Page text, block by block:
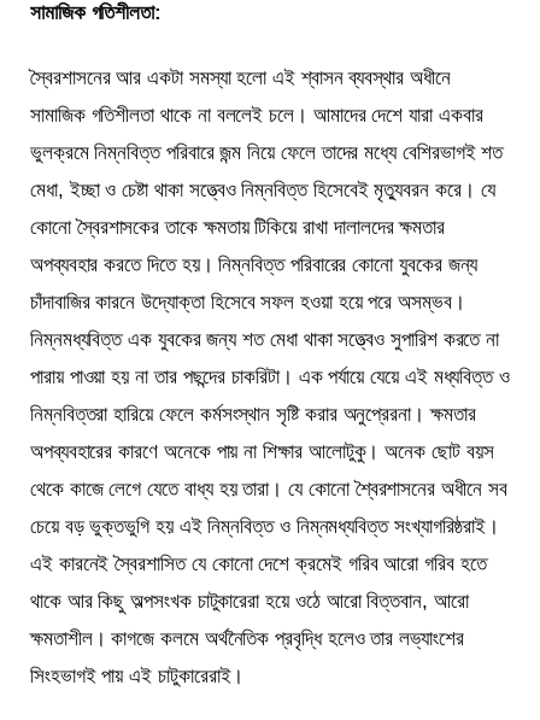
সামাজিক গতিশীলতা:
স্বৈরশাসনের আর একটা সমস্যা হলো এই শ্বাসন ব্যবস্থার অধীনে
সামাজিক গতিশীলতা থাকে না বললেই চলে। আমাদের দেশে যারা একবার
ভুলক্রমে নিম্নবিত্ত পরিবারে জন্ম নিয়ে ফেলে তাদের মধ্যে বেশিরভাগই শত
মেধা, ইচ্ছা ও চেষ্টা থাকা সত্ত্বেও নিম্নবিত্ত হিসেবেই মৃত্যুবরন করে। যে
কোনো স্বৈরশাসকের তাকে ক্ষমতায় টিকিয়ে রাখা দালালদের ক্ষমতার
অপব্যবহার করতে দিতে হয়। নিম্নবিত্ত পরিবারের কোনো যুবকের জন্য
চাঁদাবাজির কারনে উদ্যোক্তা হিসেবে সফল হওয়া হয়ে পরে অসম্ভব।
নিম্নমধ্যবিত্ত এক যুবকের জন্য শত মেধা থাকা সত্ত্বেও সুপারিশ করতে না
পারায় পাওয়া হয় না তার পছন্দের চাকরিটা। এক পর্যায়ে যেয়ে এই মধ্যবিত্ত ও
নিম্নবিত্তরা হারিয়ে ফেলে কর্মসংস্থান সৃষ্টি করার অনুপ্রেরনা। ক্ষমতার
অপব্যবহারের কারণে অনেকে পায় না শিক্ষার আলোটুকু। অনেক ছোট বয়স
থেকে কাজে লেগে যেতে বাধ্য হয় তারা। যে কোনো শ্বৈরশাসনের অধীনে সব
চেয়ে বড় ভুক্তভুগি হয় এই নিম্নবিত্ত ও নিম্নমধ্যবিত্ত সংখ্যাগরিষ্ঠরাই।
এই কারনেই স্বৈরশাসিত যে কোনো দেশে ক্রমেই গরিব আরো গরিব হতে
থাকে আর কিছু অল্পসংখক চাটুকারেরা হয়ে ওঠে আরো বিত্তবান, আরো
ক্ষমতাশীল। কাগজে কলমে অর্থনৈতিক প্রবৃদ্ধি হলেও তার লভ্যাংশের
সিংহভাগই পায় এই চাটুকারেরাই।